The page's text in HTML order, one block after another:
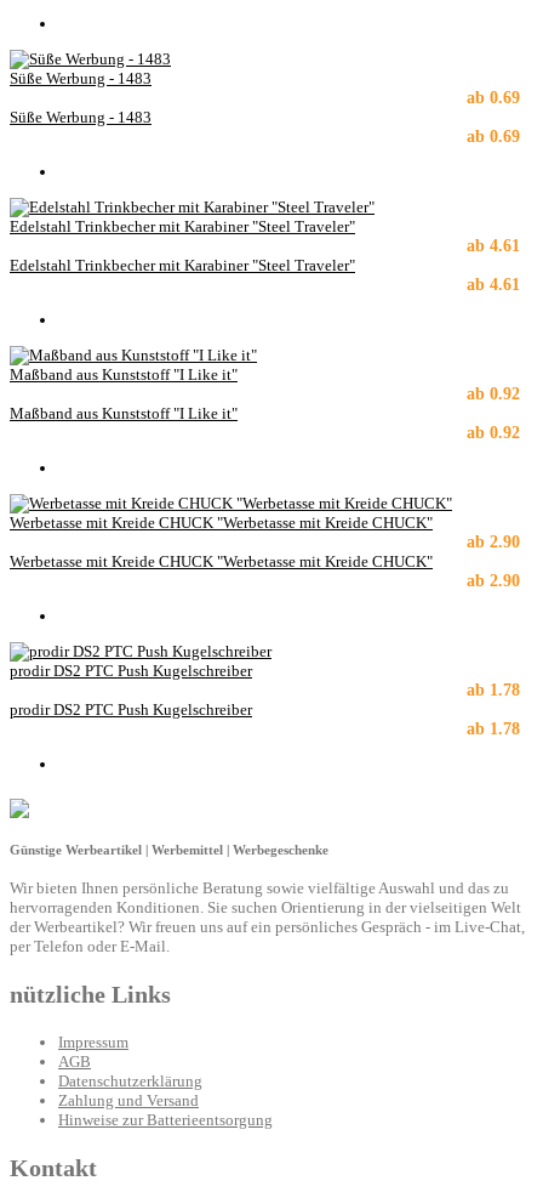
Süße Werbung - 1483
ab 0.69
Süße Werbung - 1483
ab 0.69
Edelstahl Trinkbecher mit Karabiner "Steel Traveler"
ab 4.61
Edelstahl Trinkbecher mit Karabiner "Steel Traveler"
ab 4.61
Maßband aus Kunststoff "I Like it"
ab 0.92
Maßband aus Kunststoff "I Like it"
ab 0.92
Werbetasse mit Kreide CHUCK "Werbetasse mit Kreide CHUCK"
ab 2.90
Werbetasse mit Kreide CHUCK "Werbetasse mit Kreide CHUCK"
ab 2.90
prodir DS2 PTC Push Kugelschreiber
ab 1.78
prodir DS2 PTC Push Kugelschreiber
ab 1.78
Günstige Werbeartikel | Werbemittel | Werbegeschenke
Wir bieten Ihnen persönliche Beratung sowie vielfältige Auswahl und das zu
hervorragenden Konditionen. Sie suchen Orientierung in der vielseitigen Welt
der Werbeartikel? Wir freuen uns auf ein persönliches Gespräch - im Live-Chat,
per Telefon oder E-Mail.
nützliche Links
Impressum
AGB
Datenschutzerklärung
Zahlung und Versand
Hinweise zur Batterieentsorgung
Kontakt